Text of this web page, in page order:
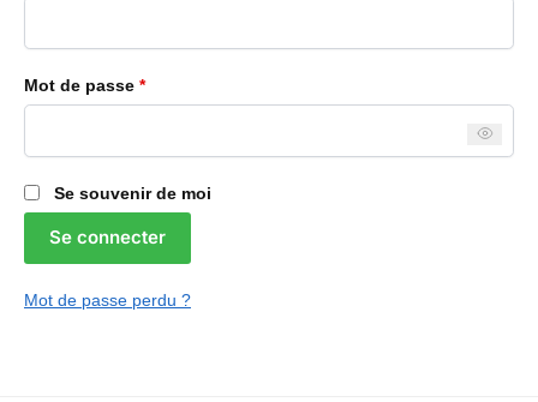
Mot de passe *Obligatoire
Se souvenir de moi
Se connecter
Mot de passe perdu ?